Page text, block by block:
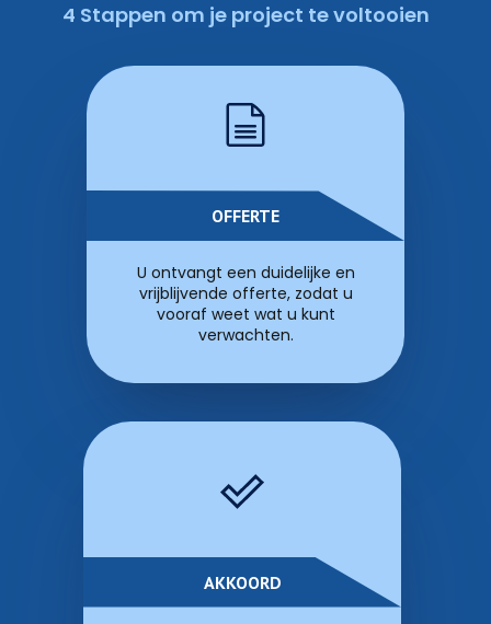
4 Stappen om je project te voltooien
OFFERTE
U ontvangt een duidelijke en
vrijblijvende offerte, zodat u
vooraf weet wat u kunt
verwachten.
AKKOORD